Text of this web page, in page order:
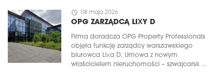
schedule 08 maja 2026
OPG ZARZĄDCĄ LIXY D
Firma doradcza OPG Property Professionals
objęła funkcję zarządcy warszawskiego
biurowca Lixa D. Umowa z nowym
właścicielem nieruchomości – szwajcarsk ...